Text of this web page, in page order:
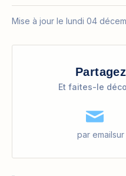
Mise à jour le lundi 04
Et faites-le
par email